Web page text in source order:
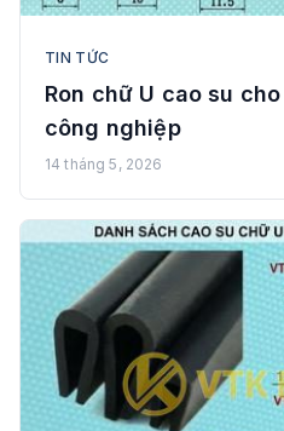
TIN TỨC
Ron chữ U cao su
công nghiệp
14 tháng 5, 2026